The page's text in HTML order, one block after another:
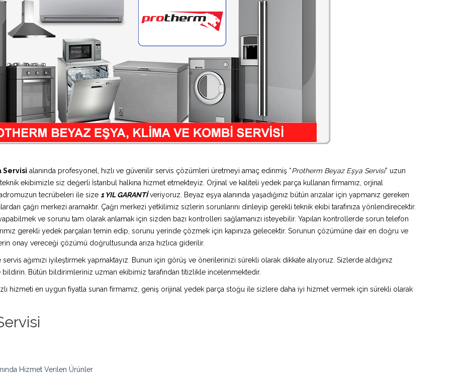
Servisi alanında profesyonel, hızlı ve güvenilir servis çözümleri üretmeyi amaç edinmiş “Protherm Beyaz Eşya Servisi” uzun
ekibimizle siz değerli İstanbul halkına hizmet etmekteyiz. Orjinal ve kaliteli yedek parça kullanan firmamız, orjinal
tecrübeleri ile size 1 YIL GARANTİveriyoruz. Beyaz eşya alanında yaşadığınız bütün arızalar için yapmanız gereken
çağrı merkezi aramaktır. Çağrı merkezi yetkilimiz sizlerin sorunlarını dinleyip gerekli teknik ekibi tarafınıza yönlendirecektir.
ve sorunu tam olarak anlamak için sizden bazı kontrolleri sağlamanızı isteyebilir. Yapılan kontrollerde sorun telefon
gerekli yedek parçaları temin edip, sorunu yerinde çözmek için kapınıza gelecektir. Sorunun çözümüne dair en doğru ve
onay vereceği çözümü doğrultusunda arıza hızlıca giderilir.
ağımızı iyileştirmek yapmaktayız. Bunun için görüş ve önerilerinizi sürekli olarak dikkate alıyoruz. Sizlerde aldığınız
Bütün bildirimleriniz uzman ekibimiz tarafından titizlikle incelenmektedir.
hizmeti en uygun fiyatla sunan firmamız, geniş orijinal yedek parça stoğu ile sizlere daha iyi hizmet vermek için sürekli olarak
Hizmet Verilen Ürünler